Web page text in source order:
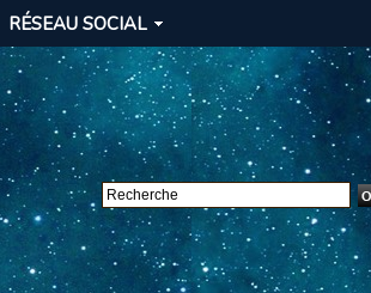
RÉSEAU SOCIAL